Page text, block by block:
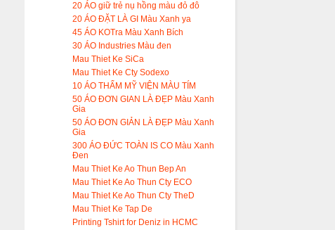
20 ÁO giữ trẻ nụ hồng màu đỏ đô
20 ÁO ĐẶT LÀ GI Màu Xanh ya
45 ÁO KOTra Màu Xanh Bích
30 ÁO Industries Màu đen
Mau Thiet Ke SiCa
Mau Thiet Ke Cty Sodexo
10 ÁO THẨM MỸ VIỆN MÀU TÍM
50 ÁO ĐƠN GIAN LÀ ĐẸP Màu Xanh
Gia
50 ÁO ĐƠN GIẢN LÀ ĐẸP Màu Xanh
Gia
300 ÁO ĐỨC TOÀN IS CO Màu Xanh
Đen
Mau Thiet Ke Ao Thun Bep An
Mau Thiet Ke Ao Thun Cty ECO
Mau Thiet Ke Ao Thun Cty TheD
Mau Thiet Ke Tap De
Printing Tshirt for Deniz in HCMC